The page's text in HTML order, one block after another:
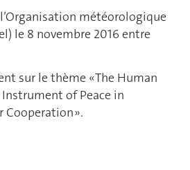
l’Organisation météorologique
le 8 novembre 2016 entre
sur le thème « The Human
of Peace in
Cooperation ».